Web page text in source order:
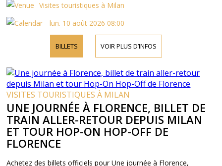
Visites touristiques à Milan
lun. 10 août 2026 08:00
BILLETS VOIR PLUS D’INFOS
VISITES TOURISTIQUES À MILAN
UNE JOURNÉE À FLORENCE, BILLET DE
TRAIN ALLER-RETOUR DEPUIS MILAN
ET TOUR HOP-ON HOP-OFF DE
FLORENCE
Achetez des billets officiels pour Une journée à Florence,